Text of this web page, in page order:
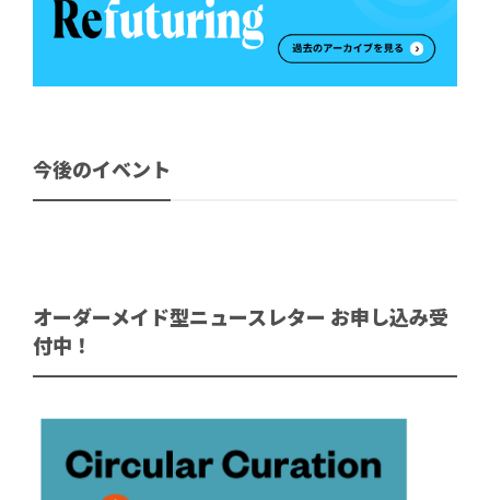
今後のイベント
オーダーメイド型ニュースレター お申し込み受
付中！